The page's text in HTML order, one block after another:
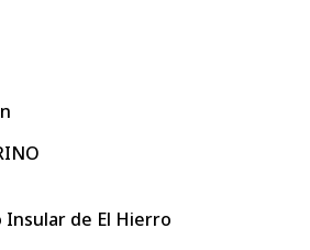
Insular de El Hierro